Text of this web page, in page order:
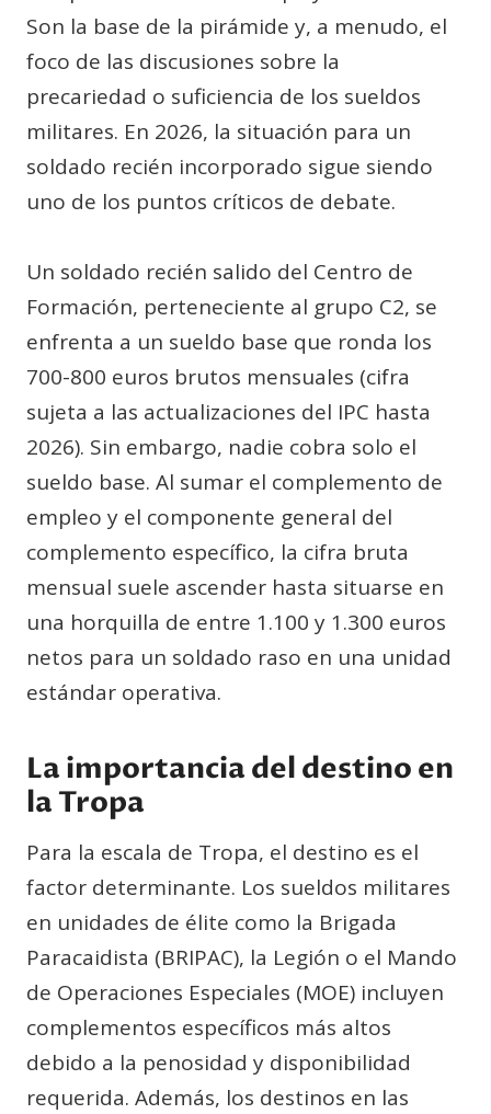
Son la base de la pirámide y, a menudo, el
foco de las discusiones sobre la
precariedad o suficiencia de los sueldos
militares. En 2026, la situación para un
soldado recién incorporado sigue siendo
uno de los puntos críticos de debate.
Un soldado recién salido del Centro de
Formación, perteneciente al grupo C2, se
enfrenta a un sueldo base que ronda los
700-800 euros brutos mensuales (cifra
sujeta a las actualizaciones del IPC hasta
2026). Sin embargo, nadie cobra solo el
sueldo base. Al sumar el complemento de
empleo y el componente general del
complemento específico, la cifra bruta
mensual suele ascender hasta situarse en
una horquilla de entre 1.100 y 1.300 euros
netos para un soldado raso en una unidad
estándar operativa.
La importancia del destino en
la Tropa
Para la escala de Tropa, el destino es el
factor determinante. Los sueldos militares
en unidades de élite como la Brigada
Paracaidista (BRIPAC), la Legión o el Mando
de Operaciones Especiales (MOE) incluyen
complementos específicos más altos
debido a la penosidad y disponibilidad
requerida. Además, los destinos en las